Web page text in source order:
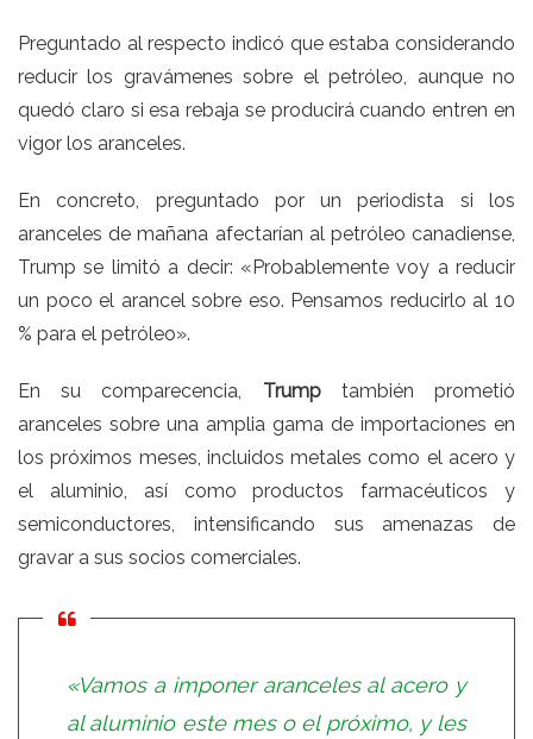
Preguntado al respecto indicó que estaba considerando
reducir los gravámenes sobre el petróleo, aunque no
quedó claro si esa rebaja se producirá cuando entren en
vigor los aranceles.
En concreto, preguntado por un periodista si los
aranceles de mañana afectarían al petróleo canadiense,
Trump se limitó a decir: «Probablemente voy a reducir
un poco el arancel sobre eso. Pensamos reducirlo al 10
% para el petróleo».
En su comparecencia, Trumptambién prometió
aranceles sobre una amplia gama de importaciones en
los próximos meses, incluidos metales como el acero y
el aluminio, así como productos farmacéuticos y
semiconductores, intensificando sus amenazas de
gravar a sus socios comerciales.
«Vamos a imponer aranceles al acero y
al aluminio este mes o el próximo, y les